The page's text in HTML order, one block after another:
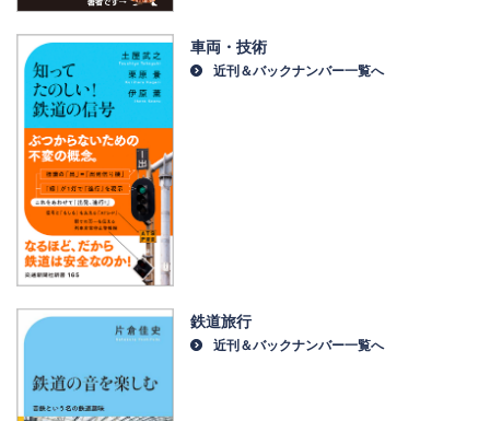
車両・技術
近刊＆バックナンバー一覧へ
鉄道旅行
近刊＆バックナンバー一覧へ